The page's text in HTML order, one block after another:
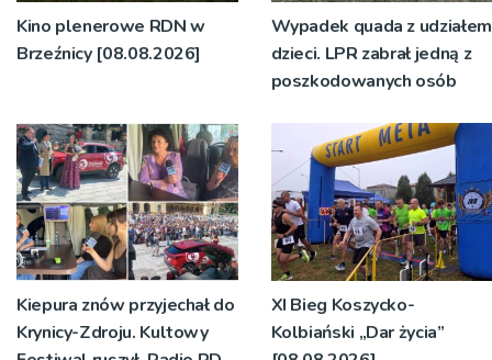
Kino plenerowe RDN w
Brzeźnicy [08.08.2026]
Wypadek quada z udziałem
dzieci. LPR zabrał jedną z
poszkodowanych osób
Kiepura znów przyjechał do
Krynicy-Zdroju. Kultowy
XI Bieg Koszycko-
Kolbiański „Dar życia”